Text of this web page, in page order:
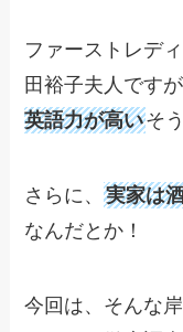
ファーストレデ
田裕子夫人です
英語力が高いそ
さらに、実家は
なんだとか！
今回は、そんな